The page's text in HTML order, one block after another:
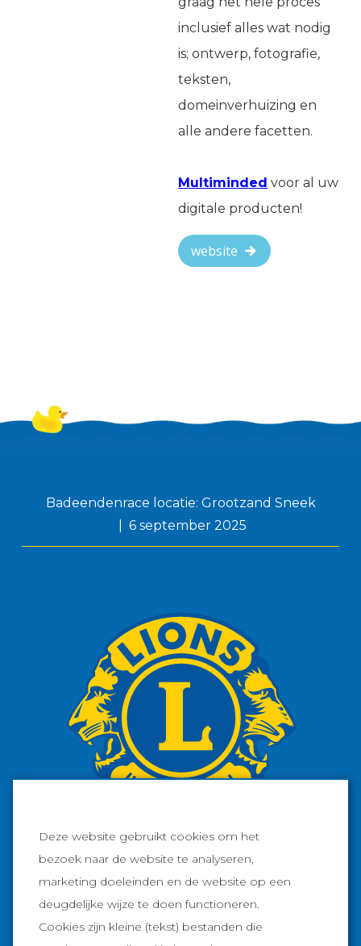
inclusief alles wat nodig
is; ontwerp, fotografie,
teksten,
domeinverhuizing en
alle andere facetten.
Multiminded voor al uw
digitale producten!
website
Badeendenrace locatie: Grootzand Sneek
6 september 2025
Facebook
Instagram
Deze website gebruikt cookies om het
bezoek naar de website te analyseren,
marketing doeleinden en de website op een
deugdelijke wijze te doen functioneren.
Cookies zijn kleine (tekst) bestanden die